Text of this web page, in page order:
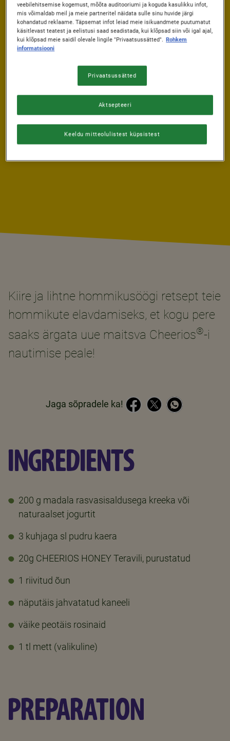
Avaldas: 05/03/2026
Author
Nestle Hommikusöögihelbed
PREPARATION TIME
61 min.
2
Kiire ja lihtne hommikusöögi retsept teie
hommikute elavdamiseks, et kogu pere
saaks ärgata uue maitsva Cheerios®-i
nautimise peale!
Jaga sõpradele ka!
INGREDIENTS
200 g madala rasvasisaldusega kreeka või
naturaalset jogurtit
3 kuhjaga sl pudru kaera
20g CHEERIOS HONEY Teravili, purustatud
1 riivitud õun
näputäis jahvatatud kaneeli
väike peotäis rosinaid
1 tl mett (valikuline)
PREPARATION
veebilehitsemise kogemust, mõõta auditooriumi ja koguda kasulikku infot,
mis võimaldab meil ja meie partneritel näidata sulle sinu huvide järgi
kohandatud reklaame. Täpsemat infot leiad meie isikuandmete puutumatut
käsitlevast teatest ja eelistusi saad seadistada, kui klõpsad siin või igal ajal,
kui klõpsad meie saidil olevale lingile "Privaatsussätted". Rohkem
informatsiooni
Privaatsussätted
Keeldu mitteolulistest küpsistest
Aktsepteeri